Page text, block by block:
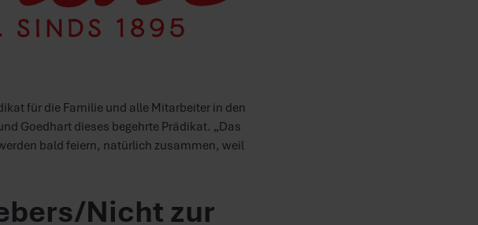
für die Familie und alle Mitarbeiter in den
Goedhart dieses begehrte Prädikat. „Das
bald feiern, natürlich zusammen, weil
Nicht zur